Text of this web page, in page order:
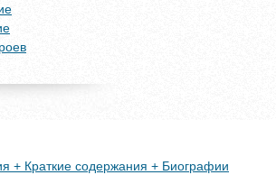
+ Краткие содержания + Биографии